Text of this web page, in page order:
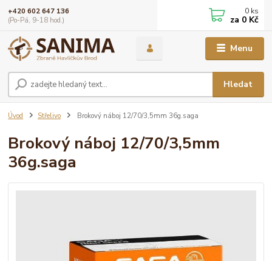
Menu
Hledat
+420 602 647 136
(Po-Pá, 9-18 hod.)
0 ks
za 0 Kč
Úvod Střelivo Brokový náboj 12/70/3,5mm 36g.saga
Brokový náboj 12/70/3,5mm
36g.saga